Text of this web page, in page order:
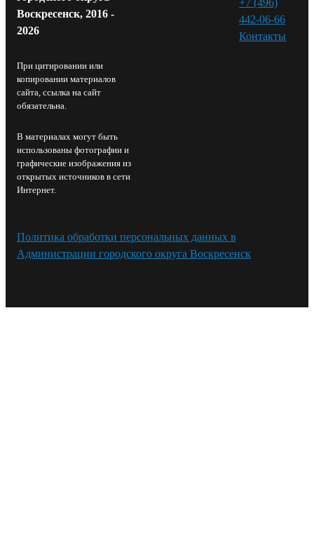
Воскресенск, 2016 -
2026
При цитировании или
копировании материалов
сайта, ссылка на сайт
обязательна.
В материалах могут быть
использованы фотографии и
графические изображения из
открытых источников в сети
Интернет.
442-06-66
Контакты⁠
Политика обработки персональных данных в
Администрации городского округа Воскресенск